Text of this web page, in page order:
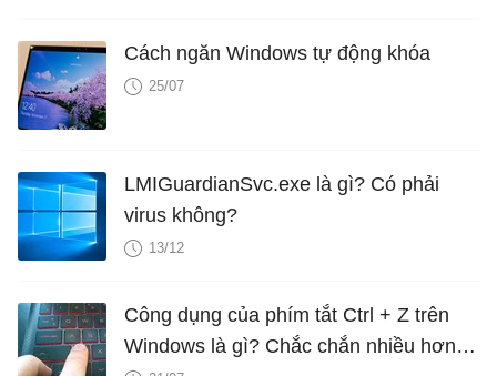
Cách ngăn Windows tự động khóa
25/07
LMIGuardianSvc.exe là gì? Có phải
virus không?
13/12
Công dụng của phím tắt Ctrl + Z trên
Windows là gì? Chắc chắn nhiều hơn